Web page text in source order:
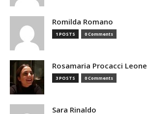
Romilda Romano
1 POSTS 0 Comments
Rosamaria Procacci Leone
3 POSTS 0 Comments
Sara Rinaldo